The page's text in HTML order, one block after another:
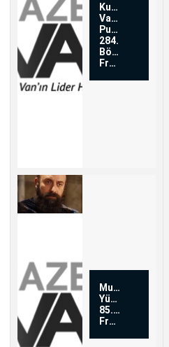
Kurtlar
Vadisi
Pusu
284.
Bölüm
Fragmanı
Muhteşem
Yüzyıl
85.Bölüm
Fragmanı